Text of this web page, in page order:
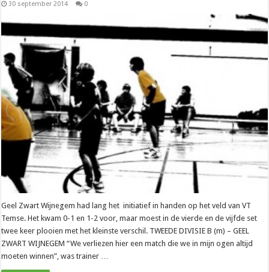
30 september 2014 0
Geel Zwart Wijnegem had lang het initiatief in handen op het veld van VT
Temse. Het kwam 0-1 en 1-2 voor, maar moest in de vierde en de vijfde set
twee keer plooien met het kleinste verschil. TWEEDE DIVISIE B (m) – GEEL
ZWART WIJNEGEM “We verliezen hier een match die we in mijn ogen altijd
moeten winnen”, was trainer …